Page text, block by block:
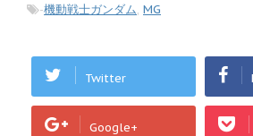
-機動戦士ガンダム, MG
Twitter
Google+